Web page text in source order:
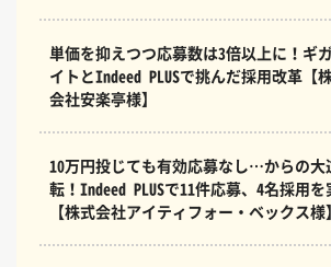
単価を抑えつつ応募数は3倍以上に！ギ
イトとIndeed PLUSで挑んだ採用改革【
会社安楽亭様】
10万円投じても有効応募なし…からの大
転！Indeed PLUSで11件応募、4名採用を
【株式会社アイティフォー・ベックス様】